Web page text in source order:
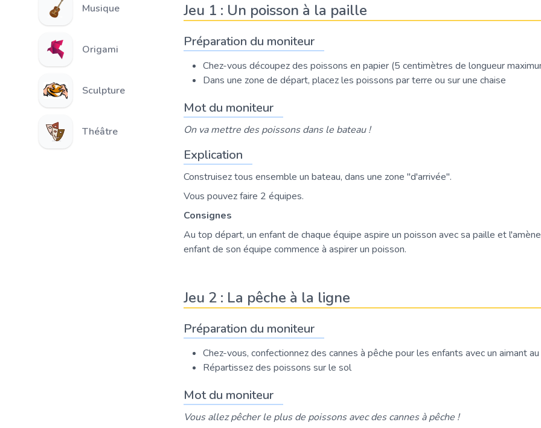
Musique
Origami
Sculpture
Théâtre
Jeu 1 : Un poisson à la paille
Préparation du moniteur
Chez-vous découpez des poissons en papier (5 centimètres de longueur
Dans une zone de départ, placez les poissons par terre ou sur une chaise
Mot du moniteur
On va mettre des poissons dans le bateau !
Explication
Construisez tous ensemble un bateau, dans une zone "d'arrivée".
Vous pouvez faire 2 équipes.
Consignes
Au top départ, un enfant de chaque équipe aspire un poisson avec sa paille et
enfant de son équipe commence à aspirer un poisson.
Jeu 2 : La pêche à la ligne
Préparation du moniteur
Chez-vous, confectionnez des cannes à pêche pour les enfants avec un aimant
Répartissez des poissons sur le sol
Mot du moniteur
Vous allez pêcher le plus de poissons avec des cannes à pêche !